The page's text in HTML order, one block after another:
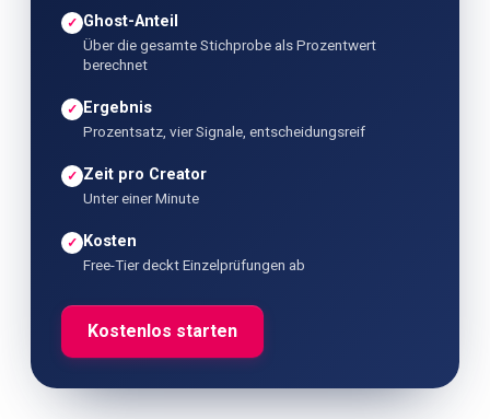
✓ Ghost-Anteil
Über die gesamte Stichprobe als Prozentwert
berechnet
✓ Ergebnis
Prozentsatz, vier Signale, entscheidungsreif
✓ Zeit pro Creator
Unter einer Minute
✓ Kosten
Free-Tier deckt Einzelprüfungen ab
Kostenlos starten